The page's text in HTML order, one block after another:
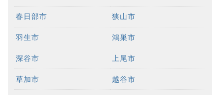
春日部市 狭山市
羽生市 鴻巣市
深谷市 上尾市
草加市 越谷市